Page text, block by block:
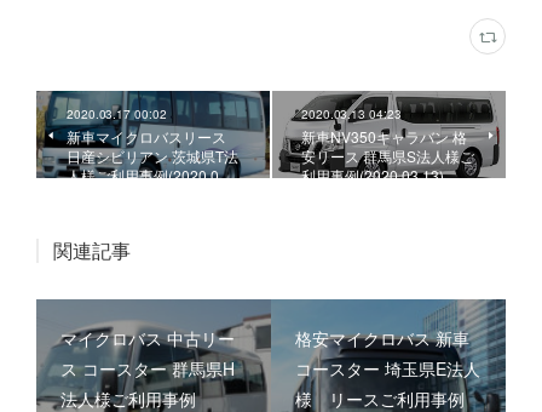
2020.03.17 00:02
新車マイクロバスリース
日産シビリアン 茨城県T法
人様ご利用事例(2020.0…
2020.03.13 04:23
新車NV350キャラバン 格
安リース 群馬県S法人様ご
利用事例(2020.03.13)
関連記事
マイクロバス 中古リー
ス コースター 群馬県H
法人様ご利用事例
格安マイクロバス 新車
コースター 埼玉県E法人
様 リースご利用事例